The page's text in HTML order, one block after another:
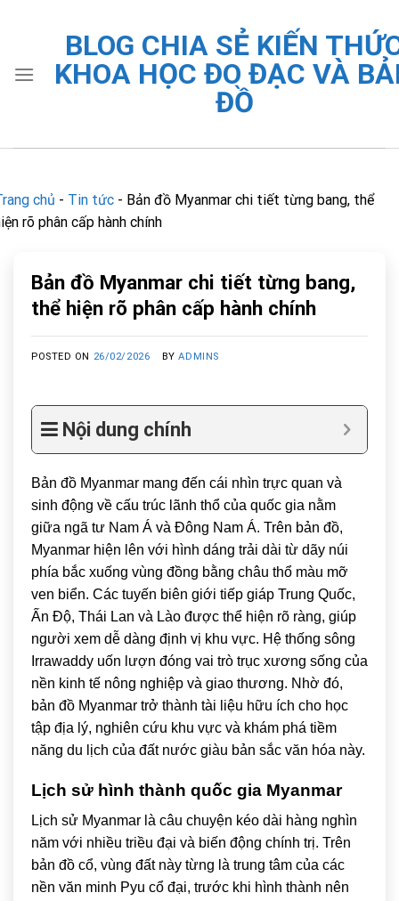
BLOG CHIA SẺ KIẾN
KHOA HỌC ĐO ĐẠC VÀ
ĐỒ
chủ - Tin tức - Bản đồ Myanmar chi tiết từng bang, thể
rõ phân cấp hành chính
Bản đồ Myanmar chi tiết từng bang,
thể hiện rõ phân cấp hành chính
POSTED ON 26/02/2026 BYADMINS
Nội dung chính
Bản đồ Myanmar mang đến cái nhìn trực quan và
sinh động về cấu trúc lãnh thổ của quốc gia nằm
giữa ngã tư Nam Á và Đông Nam Á. Trên bản đồ,
Myanmar hiện lên với hình dáng trải dài từ dãy núi
phía bắc xuống vùng đồng bằng châu thổ màu mỡ
ven biển. Các tuyến biên giới tiếp giáp Trung Quốc,
Ấn Độ, Thái Lan và Lào được thể hiện rõ ràng, giúp
người xem dễ dàng định vị khu vực. Hệ thống sông
Irrawaddy uốn lượn đóng vai trò trục xương sống của
nền kinh tế nông nghiệp và giao thương. Nhờ đó,
bản đồ Myanmar trở thành tài liệu hữu ích cho học
tập địa lý, nghiên cứu khu vực và khám phá tiềm
năng du lịch của đất nước giàu bản sắc văn hóa này.
Lịch sử hình thành quốc gia Myanmar
Lịch sử Myanmar là câu chuyện kéo dài hàng nghìn
năm với nhiều triều đại và biến động chính trị. Trên
bản đồ cổ, vùng đất này từng là trung tâm của các
nền văn minh Pyu cổ đại, trước khi hình thành nên